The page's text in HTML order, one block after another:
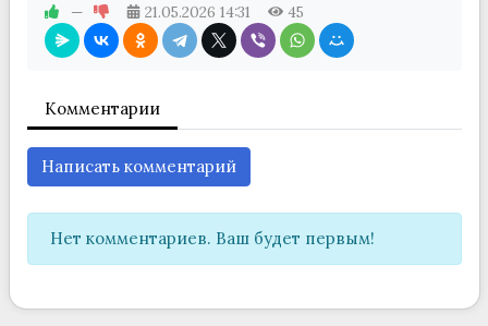
— 21.05.2026 14:31 45
Комментарии
Написать комментарий
Нет комментариев. Ваш будет первым!